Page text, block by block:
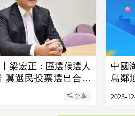
梁宏正：區選候選人
冀選民投票選出合適
分享
中國
島鄰
2023-